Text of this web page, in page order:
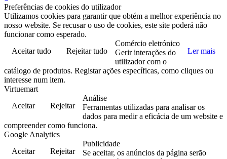
Preferências de cookies do utilizador
Utilizamos cookies para garantir que obtém a melhor experiência no
nosso website. Se recusar o uso de cookies, este site poderá não
funcionar como esperado.
Aceitar tudo
Rejeitar tudo Ler mais
Comércio eletrónico
Gerir interações do
utilizador com o
catálogo de produtos. Registar ações específicas, como cliques ou
interesse num item.
Virtuemart
Aceitar
Rejeitar
Análise
Ferramentas utilizadas para analisar os
dados para medir a eficácia de um website e
compreender como funciona.
Google Analytics
Aceitar
Rejeitar
Publicidade
Se aceitar, os anúncios da página serão